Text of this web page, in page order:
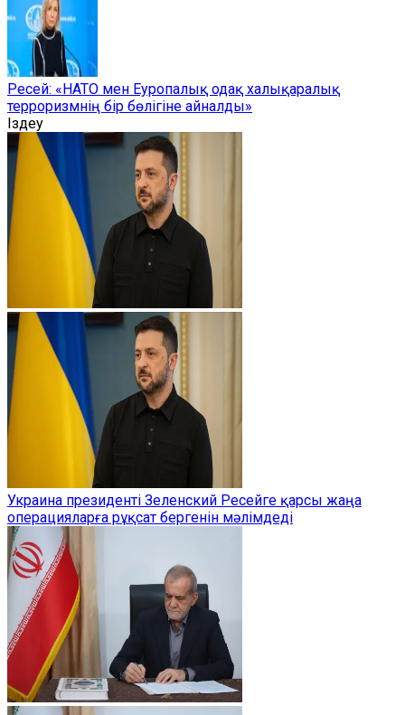
Ресей: «НАТО мен Еуропалық одақ халықаралық
терроризмнің бір бөлігіне айналды»
Іздеу
Украина президенті Зеленский Ресейге қарсы жаңа
операцияларға рұқсат бергенін мәлімдеді